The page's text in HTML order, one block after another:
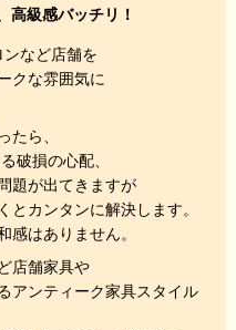
高級感バッチリ！
など店舗を
クな雰囲気に
たら、
破損の心配、
題が出てきますが
と カンタンに解決します。
感はありません。
店舗家具や
アンティーク家具スタイル